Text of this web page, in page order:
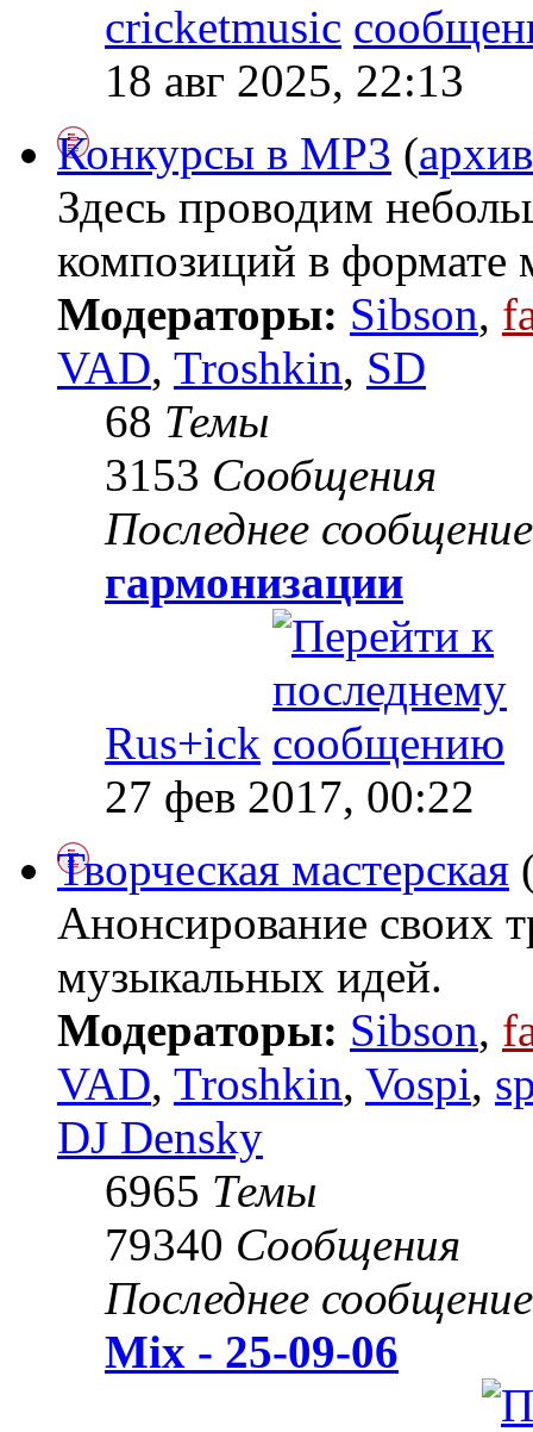
cricketmusic
18 авг 2025, 22:13
Конкурсы в МР3 (архив
Здесь проводим
композиций в формате
Модераторы: Sibson,
VAD, Troshkin, SD
68 Темы
3153 Сообщения
Последнее сообщение
гармонизации
Rus+ick
27 фев 2017, 00:22
Творческая мастерская
Анонсирование своих
музыкальных идей.
Модераторы: Sibson,
VAD, Troshkin, Vospi,
DJ Densky
6965 Темы
79340 Сообщения
Последнее сообщение
Mix - 25-09-06